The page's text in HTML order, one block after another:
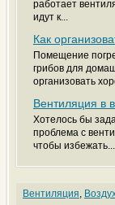
работает
идут к...
Как
Помещение
грибов для
организовать
Вентиляция в
Хотелось бы
проблема с
чтобы избежать...
Вентиляция,